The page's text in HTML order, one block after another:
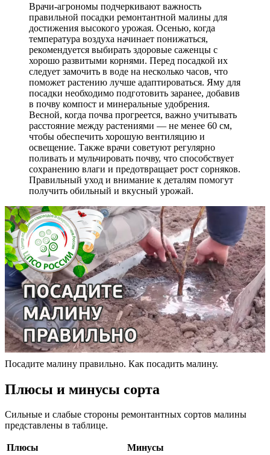
Врачи-агрономы подчеркивают важность
правильной посадки ремонтантной малины для
достижения высокого урожая. Осенью, когда
температура воздуха начинает понижаться,
рекомендуется выбирать здоровые саженцы с
хорошо развитыми корнями. Перед посадкой их
следует замочить в воде на несколько часов, что
поможет растению лучше адаптироваться. Яму для
посадки необходимо подготовить заранее, добавив
в почву компост и минеральные удобрения.
Весной, когда почва прогреется, важно учитывать
расстояние между растениями — не менее 60 см,
чтобы обеспечить хорошую вентиляцию и
освещение. Также врачи советуют регулярно
поливать и мульчировать почву, что способствует
сохранению влаги и предотвращает рост сорняков.
Правильный уход и внимание к деталям помогут
получить обильный и вкусный урожай.
Посадите малину правильно. Как посадить малину.
Плюсы и минусы сорта
Сильные и слабые стороны ремонтантных сортов малины
представлены в таблице.
Плюсы Минусы